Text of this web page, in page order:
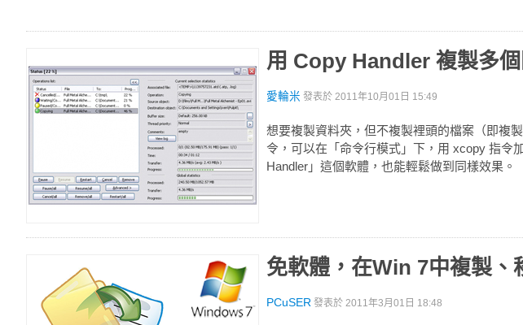
用 Copy Handler 複製多
愛輪米 發表於 2011年10月01日 15:49
想要複製資料夾，但不複製裡頭的檔案（即複
令，可以在「命令行模式」下，用 xcopy 指令
Handler」這個軟體，也能輕鬆做到同樣效果。
免軟體，在Win 7中複製、
PCuSER 發表於 2011年3月01日 18:48